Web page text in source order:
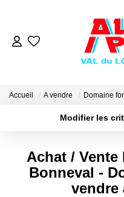
Accueil A vendre Domaine
Modifier les
Sélectionnez...
Type de bien
Achat /
Bonneval -
vendre